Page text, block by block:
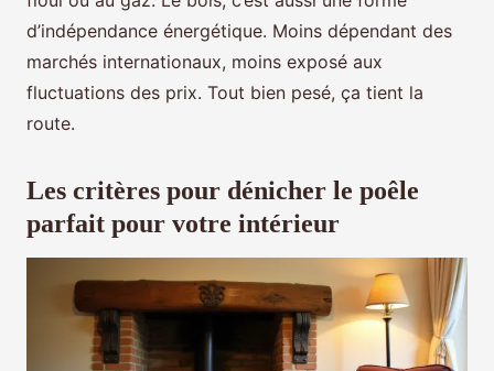
d’indépendance énergétique. Moins dépendant des
marchés internationaux, moins exposé aux
fluctuations des prix. Tout bien pesé, ça tient la
route.
Les critères pour dénicher le poêle
parfait pour votre intérieur